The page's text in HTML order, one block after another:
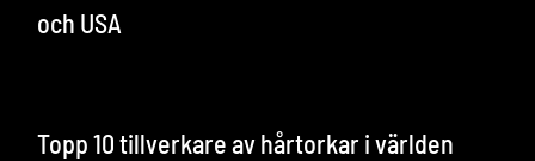
och USA
Topp 10 tillverkare av hårtorkar i världen